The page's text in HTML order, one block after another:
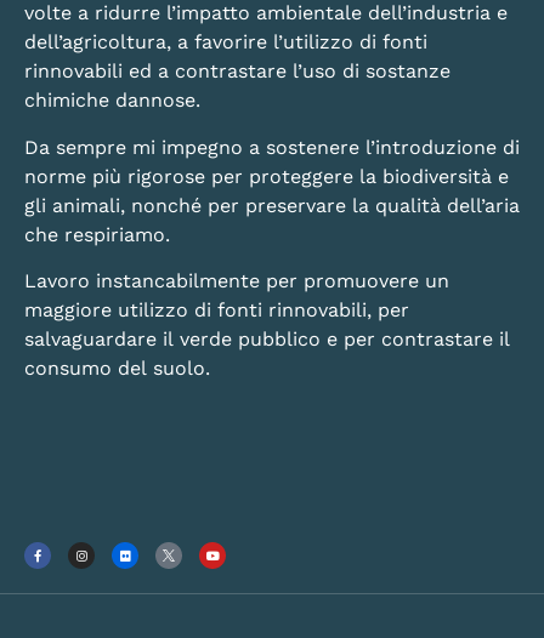
volte a ridurre l’impatto ambientale dell’industria e
dell’agricoltura, a favorire l’utilizzo di fonti
rinnovabili ed a contrastare l’uso di sostanze
chimiche dannose.
Da sempre mi impegno a sostenere l’introduzione di
norme più rigorose per proteggere la biodiversità e
gli animali, nonché per preservare la qualità dell’aria
che respiriamo.
Lavoro instancabilmente per promuovere un
maggiore utilizzo di fonti rinnovabili, per
salvaguardare il verde pubblico e per contrastare il
consumo del suolo.